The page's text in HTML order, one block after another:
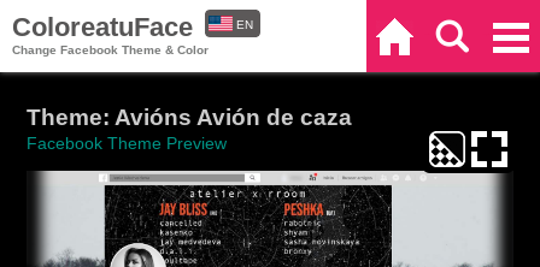
ColoreatuFace
Change Facebook Theme & Color
EN
Theme: Avións Avión de caza
Facebook Theme Preview